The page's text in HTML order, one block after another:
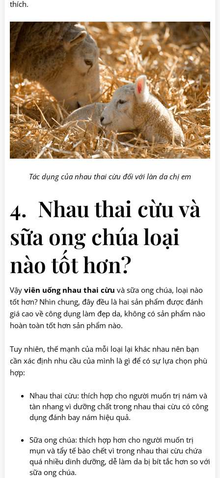
thích.
Tác dụng của nhau thai cừu đối với làn da chị em
4. Nhau thai cừu và
sữa ong chúa loại
nào tốt hơn?
Vậy viên uống nhau thai cừu và sữa ong chúa, loại nào
tốt hơn? Nhìn chung, đây đều là hai sản phẩm được đánh
giá cao về công dụng làm đẹp da, không có sản phẩm nào
hoàn toàn tốt hơn sản phẩm nào.
Tuy nhiên, thế mạnh của mỗi loại lại khác nhau nên bạn
cần xác định nhu cầu của mình là gì để có sự lựa chọn phù
hợp:
Nhau thai cừu: thích hợp cho người muốn trị nám và
tàn nhang vì dưỡng chất trong nhau thai cừu có công
dụng đánh bay nám hiệu quả.
Sữa ong chúa: thích hợp hơn cho người muốn trị
mụn và tẩy tế bào chết vì trong nhau thai cừu chứa
quá nhiều dinh dưỡng, dễ làm da bị bít tắc hơn so với
sữa ong chúa.